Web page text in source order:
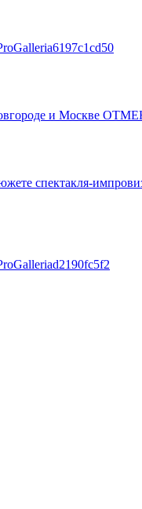
и Москве
спектакля-